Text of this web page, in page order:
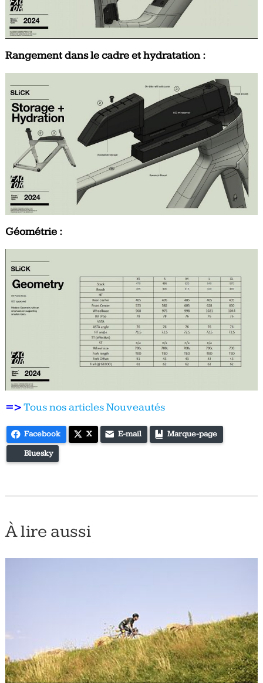
Rangement dans le cadre et hydratation :
Géométrie :
=>Tous nos articles Nouveautés
Facebook X E-mail Marque-page
Bluesky
À lire aussi